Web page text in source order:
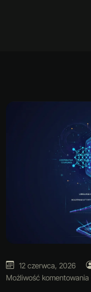
12 czerwca, 2026
Możliwość komentowania